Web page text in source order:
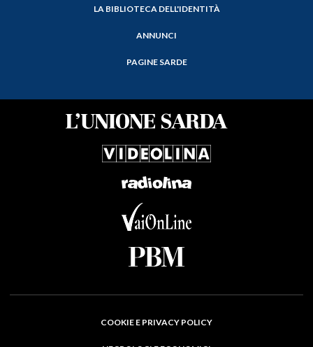
LA BIBLIOTECA DELL'IDENTITÀ
ANNUNCI
PAGINE SARDE
COOKIE E PRIVACY POLICY